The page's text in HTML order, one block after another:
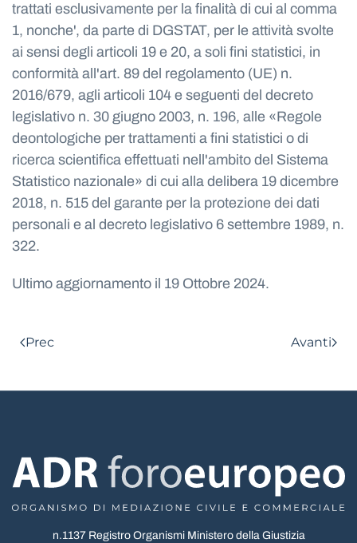
trattati esclusivamente per la finalità di cui al comma
1, nonche', da parte di DGSTAT, per le attività svolte
ai sensi degli articoli 19 e 20, a soli fini statistici, in
conformità all'art. 89 del regolamento (UE) n.
2016/679, agli articoli 104 e seguenti del decreto
legislativo n. 30 giugno 2003, n. 196, alle «Regole
deontologiche per trattamenti a fini statistici o di
ricerca scientifica effettuati nell'ambito del Sistema
Statistico nazionale» di cui alla delibera 19 dicembre
2018, n. 515 del garante per la protezione dei dati
personali e al decreto legislativo 6 settembre 1989, n.
322.
Ultimo aggiornamento il 19 Ottobre 2024.
Prec Avanti
n.1137 Registro Organismi Ministero della Giustizia